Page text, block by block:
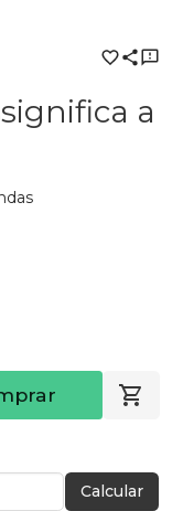
a
Calcular